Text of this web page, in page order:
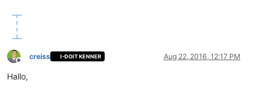
Offline
creiss I-DOIT KENNER Aug 22, 2016, 12:17 PM
Hallo,